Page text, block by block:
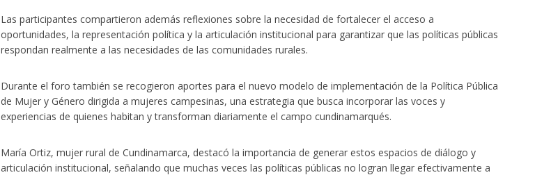
Las participantes compartieron además reflexiones sobre la necesidad de fortalecer el acceso a
oportunidades, la representación política y la articulación institucional para garantizar que las políticas públicas
respondan realmente a las necesidades de las comunidades rurales.
Durante el foro también se recogieron aportes para el nuevo modelo de implementación de la Política Pública
de Mujer y Género dirigida a mujeres campesinas, una estrategia que busca incorporar las voces y
experiencias de quienes habitan y transforman diariamente el campo cundinamarqués.
María Ortiz, mujer rural de Cundinamarca, destacó la importancia de generar estos espacios de diálogo y
articulación institucional, señalando que muchas veces las políticas públicas no logran llegar efectivamente a